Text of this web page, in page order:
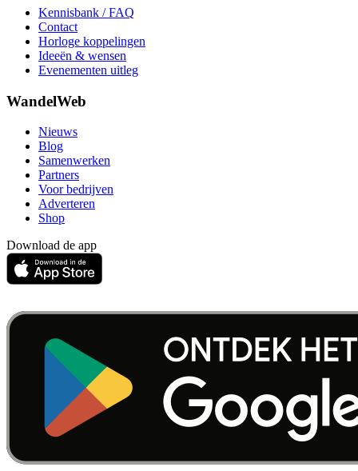
Kennisbank / FAQ
Contact
Horloge koppelingen
Ideeën & wensen
Evenementen uitleg
WandelWeb
Nieuws
Blog
Samenwerken
Partners
Voor bedrijven
Adverteren
Shop
Download de app